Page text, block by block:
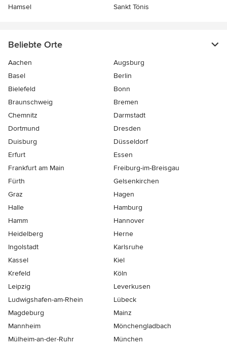
Hamsel
Sankt Tönis
Beliebte Orte
Aachen
Augsburg
Basel
Berlin
Bielefeld
Bonn
Braunschweig
Bremen
Chemnitz
Darmstadt
Dortmund
Dresden
Duisburg
Düsseldorf
Erfurt
Essen
Frankfurt am Main
Freiburg-im-Breisgau
Fürth
Gelsenkirchen
Graz
Hagen
Halle
Hamburg
Hamm
Hannover
Heidelberg
Herne
Ingolstadt
Karlsruhe
Kassel
Kiel
Krefeld
Köln
Leipzig
Leverkusen
Ludwigshafen-am-Rhein
Lübeck
Magdeburg
Mainz
Mannheim
Mönchen­gladbach
Mülheim-an-der-Ruhr
München